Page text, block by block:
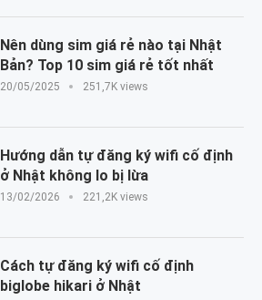
Nên dùng sim giá rẻ nào tại Nhật
Bản? Top 10 sim giá rẻ tốt nhất
20/05/2025 251,7K views
Hướng dẫn tự đăng ký wifi cố định
ở Nhật không lo bị lừa
13/02/2026 221,2K views
Cách tự đăng ký wifi cố định
biglobe hikari ở Nhật